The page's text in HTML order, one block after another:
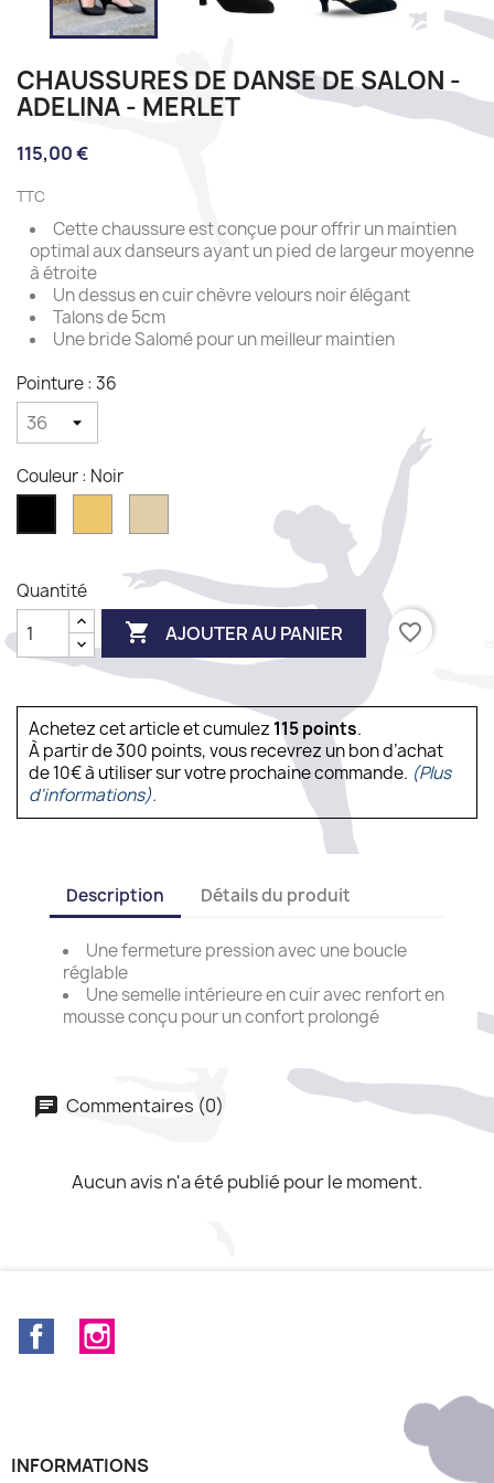
CHAUSSURES DE DANSE DE SALON -
ADELINA - MERLET
115,00 €
TTC
Cette chaussure est conçue pour offrir un maintien
optimal aux danseurs ayant un pied de largeur moyenne
à étroite
Un dessus en cuir chèvre velours noir élégant
Talons de 5cm
Une bride Salomé pour un meilleur maintien
Pointure : 36
Couleur : Noir
Quantité
 AJOUTER AU PANIER favorite_border
Achetez cet article et cumulez 115points.
À partir de 300 points, vous recevrez un bon d’achat
de 10€ à utiliser sur votre prochaine commande. (Plus
d'informations).
Description Détails du produit
Une fermeture pression avec une boucle
réglable
Une semelle intérieure en cuir avec renfort en
mousse conçu pour un confort prolongé
Commentaires (0)
Aucun avis n'a été publié pour le moment.
Facebook
INFORMATIONS